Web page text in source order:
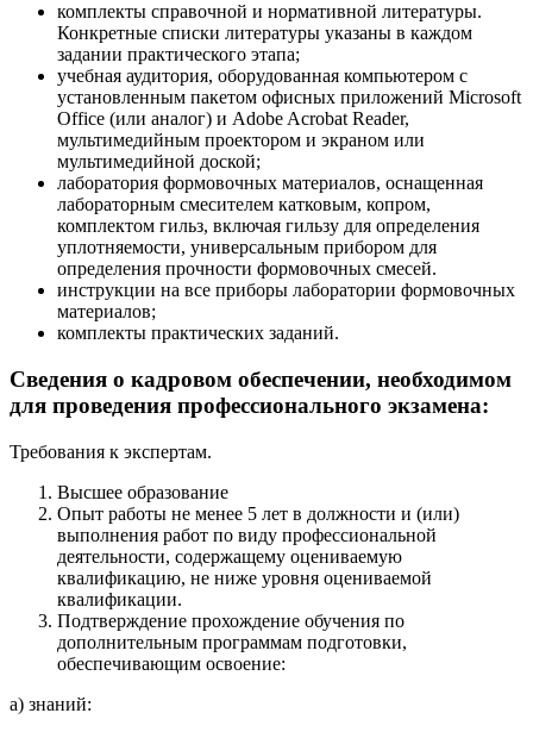
комплекты справочной и нормативной литературы.
Конкретные списки литературы указаны в каждом
задании практического этапа;
учебная аудитория, оборудованная компьютером с
установленным пакетом офисных приложений Microsoft
Office (или аналог) и Adobe Acrobat Reader,
мультимедийным проектором и экраном или
мультимедийной доской;
лаборатория формовочных материалов, оснащенная
лабораторным смесителем катковым, копром,
комплектом гильз, включая гильзу для определения
уплотняемости, универсальным прибором для
определения прочности формовочных смесей.
инструкции на все приборы лаборатории формовочных
материалов;
комплекты практических заданий.
Сведения о кадровом обеспечении, необходимом
для проведения профессионального экзамена:
Требования к экспертам.
Высшее образование
Опыт работы не менее 5 лет в должности и (или)
выполнения работ по виду профессиональной
деятельности, содержащему оцениваемую
квалификацию, не ниже уровня оцениваемой
квалификации.
Подтверждение прохождение обучения по
дополнительным программам подготовки,
обеспечивающим освоение:
а) знаний: